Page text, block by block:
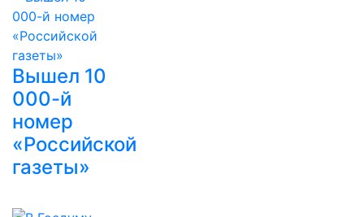
Вышел 10
000-й
номер
«Российской
газеты»